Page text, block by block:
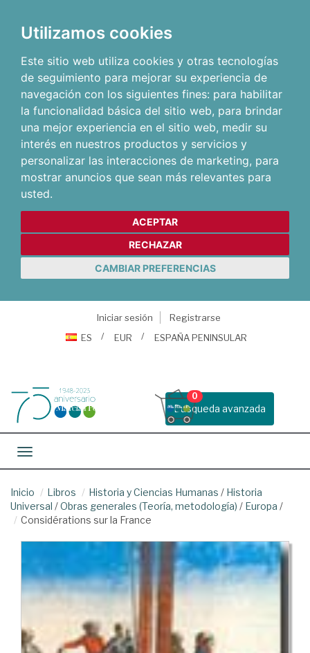
Utilizamos cookies
Este sitio web utiliza cookies y otras tecnologías
de seguimiento para mejorar su experiencia de
navegación con los siguientes fines: para habilitar
la funcionalidad básica del sitio web, para brindar
una mejor experiencia en el sitio web, medir su
interés en nuestros productos y servicios y
personalizar las interacciones de marketing, para
mostrar anuncios que sean más relevantes para
usted.
ACEPTAR
RECHAZAR
CAMBIAR PREFERENCIAS
Iniciar sesión
Registrarse
ES
EUR ESPAÑA PENINSULAR
Busqueda avanzada
0
Toggle navigation
Inicio Libros Historia y Ciencias Humanas / Historia
Universal /Obras generales (Teoría, metodología) / Europa /
Considérations sur la France